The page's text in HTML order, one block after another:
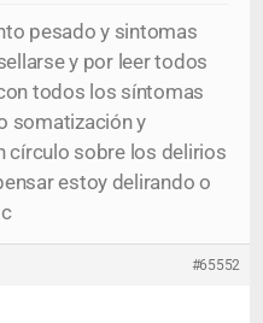
pesado y sintomas
y por leer todos
todos los síntomas
somatización y
círculo sobre los delirios
estoy delirando o
#65552